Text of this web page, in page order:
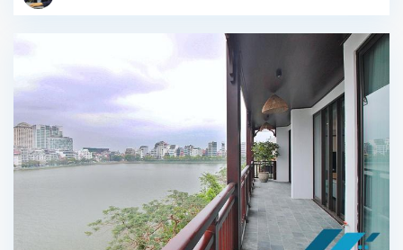
đại,
ban
công
view
Hồ
cho
thuê
phố
Từ